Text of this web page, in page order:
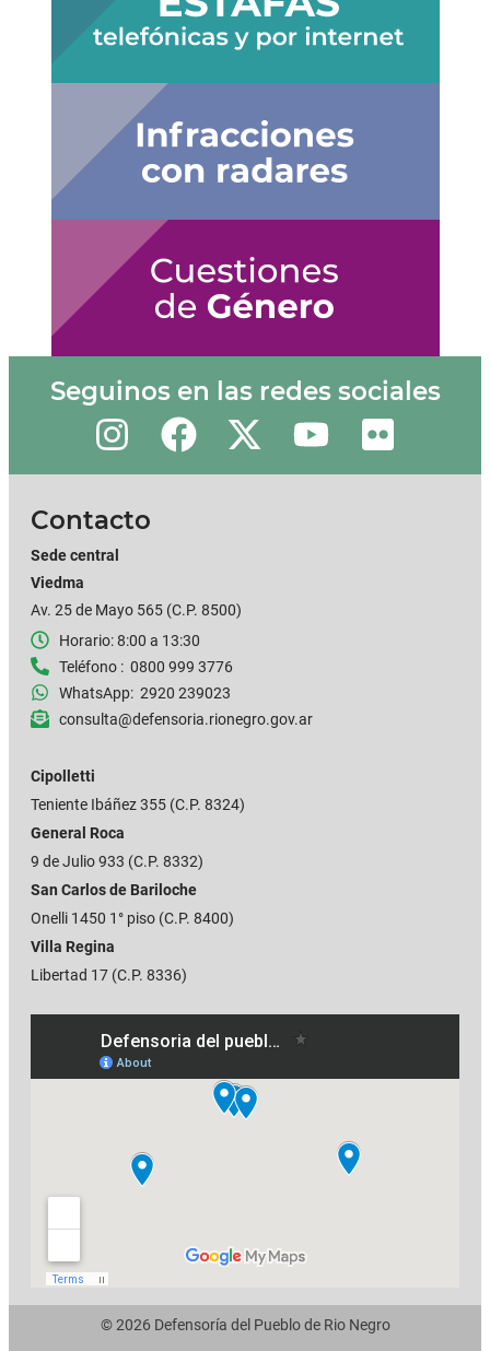
Seguinos en las redes sociales
Contacto
Sede central
Viedma
Av. 25 de Mayo 565 (C.P. 8500)
Horario: 8:00 a 13:30
Teléfono : 0800 999 3776
WhatsApp: 2920 239023
consulta@defensoria.rionegro.gov.ar
Cipolletti
Teniente Ibáñez 355 (C.P. 8324)
General Roca
9 de Julio 933 (C.P. 8332)
San Carlos de Bariloche
Onelli 1450 1° piso (C.P. 8400)
Villa Regina
Libertad 17 (C.P. 8336)
© 2026 Defensoría del Pueblo de Rio Negro